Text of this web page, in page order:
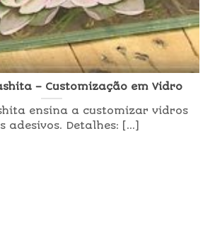
– Customização em Vidro
ensina a customizar vidros
adesivos. Detalhes: [...]